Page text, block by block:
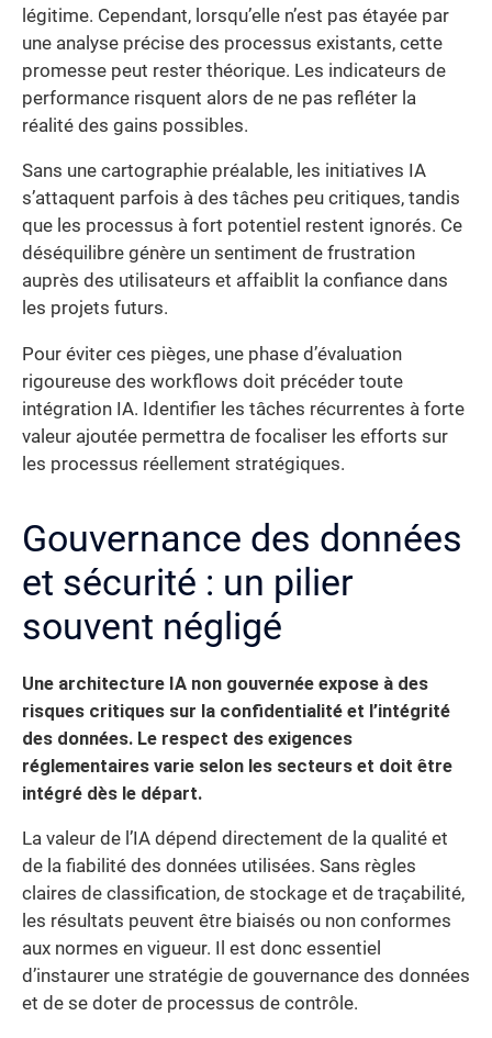
légitime. Cependant, lorsqu’elle n’est pas étayée par
une analyse précise des processus existants, cette
promesse peut rester théorique. Les indicateurs de
performance risquent alors de ne pas refléter la
réalité des gains possibles.
Sans une cartographie préalable, les initiatives IA
s’attaquent parfois à des tâches peu critiques, tandis
que les processus à fort potentiel restent ignorés. Ce
déséquilibre génère un sentiment de frustration
auprès des utilisateurs et affaiblit la confiance dans
les projets futurs.
Pour éviter ces pièges, une phase d’évaluation
rigoureuse des workflows doit précéder toute
intégration IA. Identifier les tâches récurrentes à forte
valeur ajoutée permettra de focaliser les efforts sur
les processus réellement stratégiques.
Gouvernance des données
et sécurité : un pilier
souvent négligé
Une architecture IA non gouvernée expose à des
risques critiques sur la confidentialité et l’intégrité
des données. Le respect des exigences
réglementaires varie selon les secteurs et doit être
intégré dès le départ.
La valeur de l’IA dépend directement de la qualité et
de la fiabilité des données utilisées. Sans règles
claires de classification, de stockage et de traçabilité,
les résultats peuvent être biaisés ou non conformes
aux normes en vigueur. Il est donc essentiel
d’instaurer une stratégie de gouvernance des données
et de se doter de processus de contrôle.